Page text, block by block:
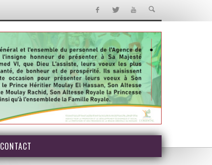
CONTACT